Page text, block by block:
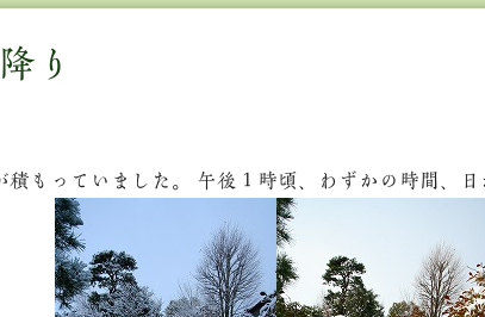
り
もっていました。 午後１時頃、わずかの時間、日